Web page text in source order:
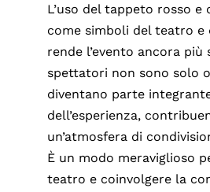
L’uso del tappeto rosso
come simboli del teatro e
rende l’evento ancora più
spettatori non sono solo
diventano parte
dell’esperienza,
un’atmosfera di
È un modo meraviglioso
teatro e coinvolgere la